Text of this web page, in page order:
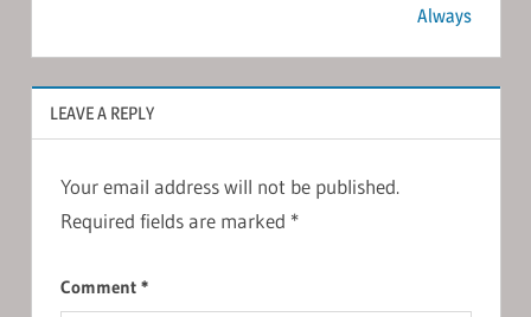
Always
LEAVE A REPLY
Your email address will not be published.
Required fields are marked *
Comment *